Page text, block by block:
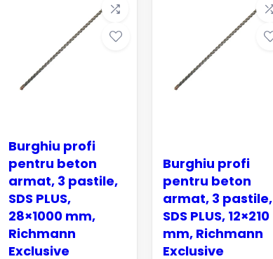
Burghiu profi
pentru beton
armat, 3 pastile,
SDS PLUS,
28×1000 mm,
Richmann
Exclusive
Burghiu profi
pentru beton
armat, 3 pastile,
SDS PLUS, 12×210
mm, Richmann
Exclusive